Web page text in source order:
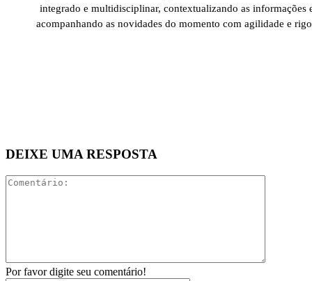
integrado e multidisciplinar, contextualizando as informações
acompanhando as novidades do momento com agilidade e
DEIXE UMA RESPOSTA
Por favor digite seu comentário!